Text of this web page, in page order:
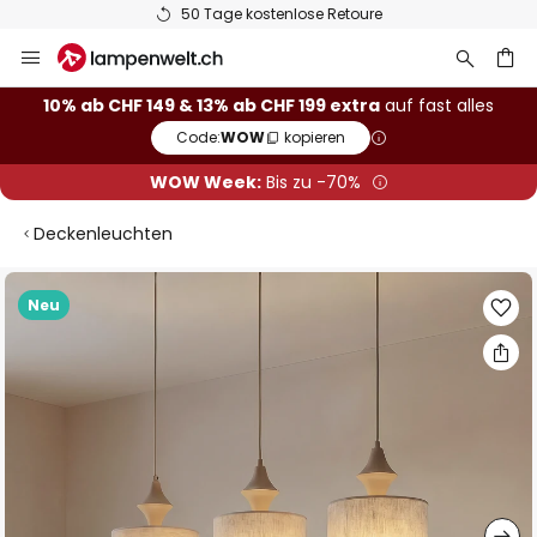
50 Tage kostenlose Retoure
Inhalt
springen
10% ab CHF 149 & 13% ab CHF 199 extra auf fast alles
Code:WOW kopieren
WOW Week:Bis zu -70%
Deckenleuchten
Neu
Zum
Ende
Bildgalerie
springen